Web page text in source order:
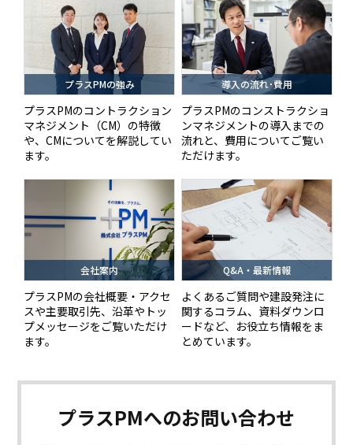
プラスPMの強み
プラスPMのコントラクション
マネジメント（CM）の特徴
や、CMについてを解説してい
ます。
導入の流れ･費用
プラスPMのコンストラクショ
ンマネジメントの導入までの
流れと、費用についてご覧い
ただけます。
会社案内
プラスPMの会社概要・アクセ
スや主要取引先、沿革やトッ
プメッセージをご覧いただけ
ます。
Q&A・最新情報
よくあるご質問や建設発注に
関するコラム、資料ダウンロ
ードなど、お役立ち情報をま
とめています。
プラスPMへのお問い合わせ